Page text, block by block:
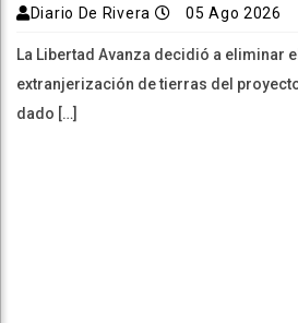
Diario De Rivera 05 Ago 2026
La Libertad Avanza decidió a eliminar
extranjerización de tierras del
dado […]